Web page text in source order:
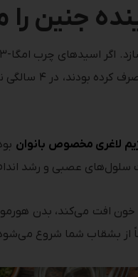
جنین
داد
لاغری مخصوص بانوان
سلول‌های عصبی و رشد
افت می‌کند، بدن
از بشقاب شما شروع